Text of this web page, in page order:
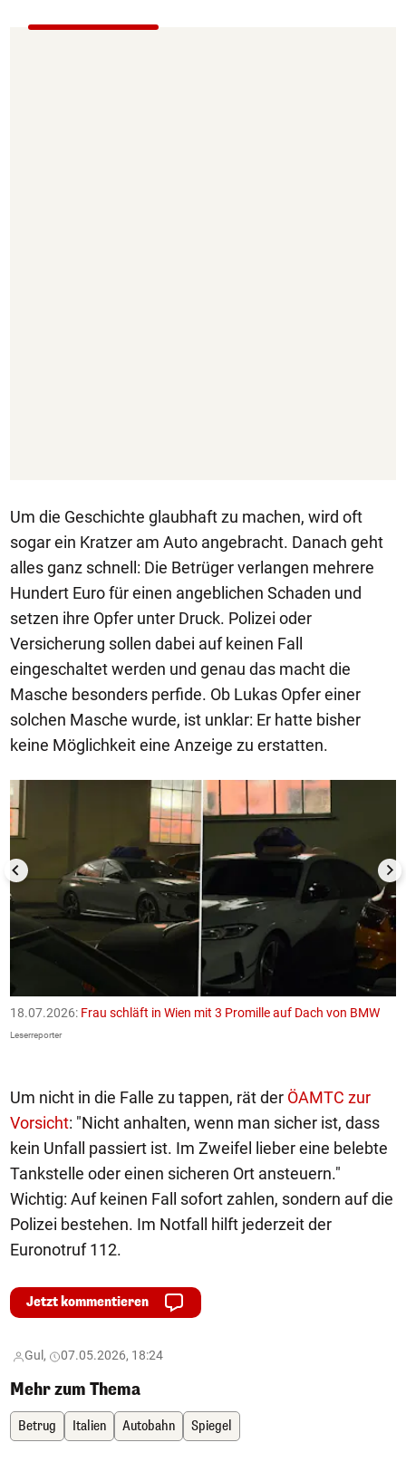
Um die Geschichte glaubhaft zu machen, wird oft
sogar ein Kratzer am Auto angebracht. Danach geht
alles ganz schnell: Die Betrüger verlangen mehrere
Hundert Euro für einen angeblichen Schaden und
setzen ihre Opfer unter Druck. Polizei oder
Versicherung sollen dabei auf keinen Fall
eingeschaltet werden und genau das macht die
Masche besonders perfide. Ob Lukas Opfer einer
solchen Masche wurde, ist unklar: Er hatte bisher
keine Möglichkeit eine Anzeige zu erstatten.
1/50
18.07.2026: Frau schläft in Wien mit 3 Promille auf Dach von BMW
Leserreporter
Um nicht in die Falle zu tappen, rät der ÖAMTC zur
Vorsicht: "Nicht anhalten, wenn man sicher ist, dass
kein Unfall passiert ist. Im Zweifel lieber eine belebte
Tankstelle oder einen sicheren Ort ansteuern."
Wichtig: Auf keinen Fall sofort zahlen, sondern auf die
Polizei bestehen. Im Notfall hilft jederzeit der
Euronotruf 112.
Jetzt kommentieren
Gul, 07.05.2026, 18:24
Mehr zum Thema
Betrug Italien Autobahn Spiegel